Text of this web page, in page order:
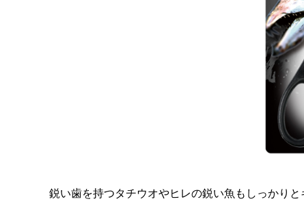
鋭い歯を持つタチウオやヒレの鋭い魚もしっかり